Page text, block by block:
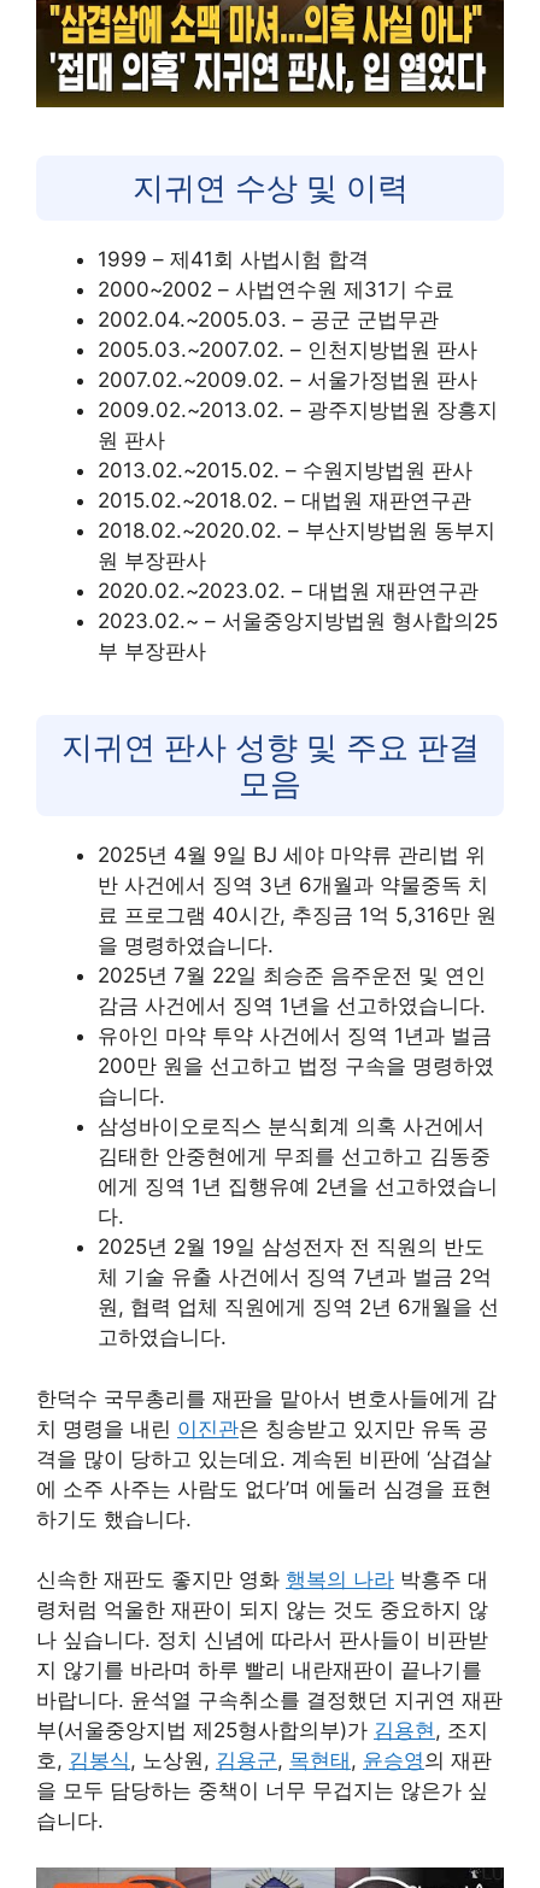
지귀연 수상 및 이력
1999 – 제41회 사법시험 합격
2000~2002 – 사법연수원 제31기 수료
2002.04.~2005.03. – 공군 군법무관
2005.03.~2007.02. – 인천지방법원 판사
2007.02.~2009.02. – 서울가정법원 판사
2009.02.~2013.02. – 광주지방법원 장흥지
원 판사
2013.02.~2015.02. – 수원지방법원 판사
2015.02.~2018.02. – 대법원 재판연구관
2018.02.~2020.02. – 부산지방법원 동부지
원 부장판사
2020.02.~2023.02. – 대법원 재판연구관
2023.02.~ – 서울중앙지방법원 형사합의25
부 부장판사
지귀연 판사 성향 및 주요 판결
모음
2025년 4월 9일 BJ 세야 마약류 관리법 위
반 사건에서 징역 3년 6개월과 약물중독 치
료 프로그램 40시간, 추징금 1억 5,316만 원
을 명령하였습니다.
2025년 7월 22일 최승준 음주운전 및 연인
감금 사건에서 징역 1년을 선고하였습니다.
유아인 마약 투약 사건에서 징역 1년과 벌금
200만 원을 선고하고 법정 구속을 명령하였
습니다.
삼성바이오로직스 분식회계 의혹 사건에서
김태한 안중현에게 무죄를 선고하고 김동중
에게 징역 1년 집행유예 2년을 선고하였습니
다.
2025년 2월 19일 삼성전자 전 직원의 반도
체 기술 유출 사건에서 징역 7년과 벌금 2억
원, 협력 업체 직원에게 징역 2년 6개월을 선
고하였습니다.
한덕수 국무총리를 재판을 맡아서 변호사들에게 감
치 명령을 내린 이진관은 칭송받고 있지만 유독 공
격을 많이 당하고 있는데요. 계속된 비판에 ‘삼겹살
에 소주 사주는 사람도 없다’며 에둘러 심경을 표현
하기도 했습니다.
신속한 재판도 좋지만 영화 행복의 나라 박흥주 대
령처럼 억울한 재판이 되지 않는 것도 중요하지 않
나 싶습니다. 정치 신념에 따라서 판사들이 비판받
지 않기를 바라며 하루 빨리 내란재판이 끝나기를
바랍니다. 윤석열 구속취소를 결정했던 지귀연 재판
부(서울중앙지법 제25형사합의부)가 김용현, 조지
호, 김봉식, 노상원, 김용군, 목현태 , 윤승영의 재판
을 모두 담당하는 중책이 너무 무겁지는 않은가 싶
습니다.